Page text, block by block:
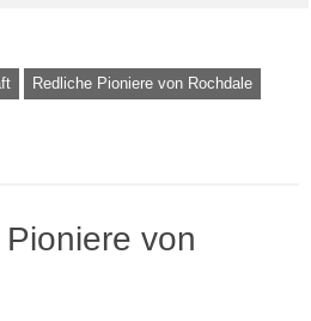
Redliche Pioniere von Rochdale
von